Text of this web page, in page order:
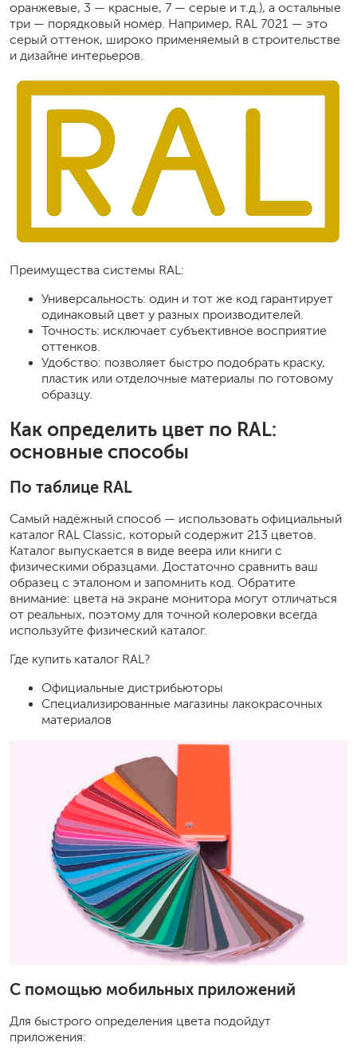
оранжевые, 3 — красные, 7 — серые и т.д.), а остальные
три — порядковый номер. Например, RAL 7021 — это
серый оттенок, широко применяемый в строительстве
и дизайне интерьеров.
Преимущества системы RAL:
Универсальность: один и тот же код гарантирует
одинаковый цвет у разных производителей.
Точность: исключает субъективное восприятие
оттенков.
Удобство: позволяет быстро подобрать краску,
пластик или отделочные материалы по готовому
образцу.
Как определить цвет по RAL:
основные способы
По таблице RAL
Самый надёжный способ — использовать официальный
каталог RAL Classic, который содержит 213 цветов.
Каталог выпускается в виде веера или книги с
физическими образцами. Достаточно сравнить ваш
образец с эталоном и запомнить код. Обратите
внимание: цвета на экране монитора могут отличаться
от реальных, поэтому для точной колеровки всегда
используйте физический каталог.
Где купить каталог RAL?
Официальные дистрибьюторы
Специализированные магазины лакокрасочных
материалов
С помощью мобильных приложений
Для быстрого определения цвета подойдут
приложения: